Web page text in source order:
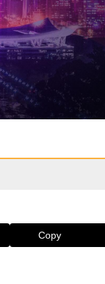
Copy